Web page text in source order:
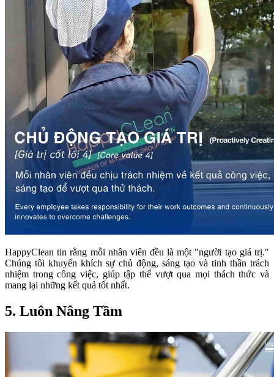
HappyClean tin rằng mỗi nhân viên đều là một "người tạo giá trị."
Chúng tôi khuyến khích sự chủ động, sáng tạo và tinh thần trách
nhiệm trong công việc, giúp tập thể vượt qua mọi thách thức và
mang lại những kết quả tốt nhất.
5. Luôn Nâng Tầm